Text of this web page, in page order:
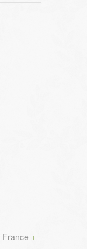
France +